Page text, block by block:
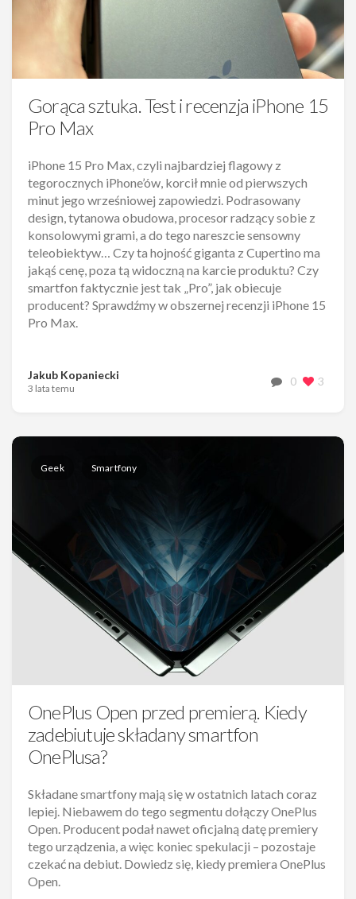
Gorąca sztuka. Test i recenzja iPhone 15
Pro Max
iPhone 15 Pro Max, czyli najbardziej flagowy z
tegorocznych iPhone’ów, korcił mnie od pierwszych
minut jego wrześniowej zapowiedzi. Podrasowany
design, tytanowa obudowa, procesor radzący sobie z
konsolowymi grami, a do tego nareszcie sensowny
teleobiektyw… Czy ta hojność giganta z Cupertino ma
jakąś cenę, poza tą widoczną na karcie produktu? Czy
smartfon faktycznie jest tak „Pro”, jak obiecuje
producent? Sprawdźmy w obszernej recenzji iPhone 15
Pro Max.
Jakub Kopaniecki
3 lata temu
0 3
Geek Smartfony
OnePlus Open przed premierą. Kiedy
zadebiutuje składany smartfon
OnePlusa?
Składane smartfony mają się w ostatnich latach coraz
lepiej. Niebawem do tego segmentu dołączy OnePlus
Open. Producent podał nawet oficjalną datę premiery
tego urządzenia, a więc koniec spekulacji – pozostaje
czekać na debiut. Dowiedz się, kiedy premiera OnePlus
Open.